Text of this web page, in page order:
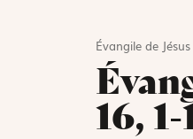
Évangile de
16, 1-